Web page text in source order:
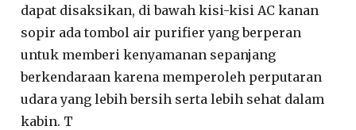
dapat disaksikan, di bawah kisi-kisi AC kanan
sopir ada tombol air purifier yang berperan
untuk memberi kenyamanan sepanjang
berkendaraan karena memperoleh perputaran
udara yang lebih bersih serta lebih sehat dalam
kabin. T